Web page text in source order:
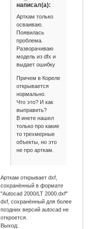
написал(а):
Арткам только
осваиваю.
Появилась
проблема.
Разворачиваю
модель из dfx и
выдает ошибку
Причем в Кореле
открывается
нормально.
Что это? И как
выправить?
В инете нашел
только про какие
то трехмерные
объекты, но это
не про арткам.
Арткам открывает dxf,
сохранённый в формате
"Autocad 2000/LT 2000.dxf"
dxf, сохранённый для более
поздних версий autocad не
откроется.
Выход: